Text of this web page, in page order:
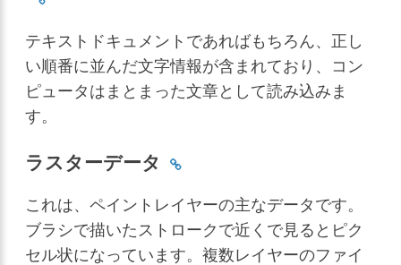
テキストドキュメントであればもちろん、正し
い順番に並んだ文字情報が含まれており、コン
ピュータはまとまった文章として読み込みま
す。
ラスターデータ
これは、ペイントレイヤーの主なデータです。
ブラシで描いたストロークで近くで見るとピク
セル状になっています。複数レイヤーのファイ